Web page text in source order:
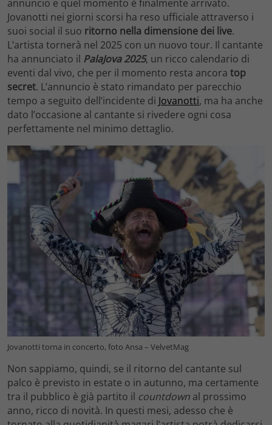
annuncio e quel momento è finalmente arrivato.
Jovanotti nei giorni scorsi ha reso ufficiale attraverso i
suoi social il suo ritorno nella dimensione dei live.
L’artista tornerà nel 2025 con un nuovo tour. Il cantante
ha annunciato il PalaJova 2025, un ricco calendario di
eventi dal vivo, che per il momento resta ancora top
secret. L’annuncio è stato rimandato per parecchio
tempo a seguito dell’incidente di Jovanotti, ma ha anche
dato l’occasione al cantante si rivedere ogni cosa
perfettamente nel minimo dettaglio.
Jovanotti torna in concerto, foto Ansa – VelvetMag
Non sappiamo, quindi, se il ritorno del cantante sul
palco è previsto in estate o in autunno, ma certamente
tra il pubblico è già partito il countdown al prossimo
anno, ricco di novità. In questi mesi, adesso che è